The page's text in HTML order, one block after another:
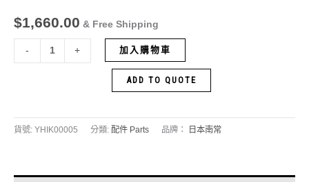
$1,660.00 & Free Shipping
- + 加入購物車
ADD TO QUOTE
貨號: YHIK00005 分類: 配件 Parts 品牌： 日本南常